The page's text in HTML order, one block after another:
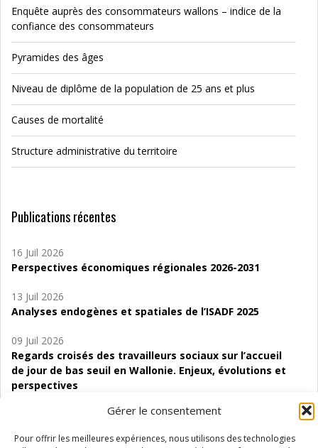
Gérer le consentement
Pour offrir les meilleures expériences, nous utilisons des technologies
Enquête auprès des consommateurs wallons – indice de la
confiance des consommateurs
Pyramides des âges
Niveau de diplôme de la population de 25 ans et plus
Causes de mortalité
Structure administrative du territoire
Publications récentes
16 Juil 2026
Perspectives économiques régionales 2026-2031
13 Juil 2026
Analyses endogènes et spatiales de l’ISADF 2025
09 Juil 2026
Regards croisés des travailleurs sociaux sur l’accueil
de jour de bas seuil en Wallonie. Enjeux, évolutions et
perspectives
d’accompagnement à l’autocréation d’emploi (SAACE)